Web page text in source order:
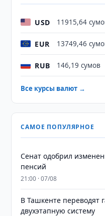
USD 11915,64
EUR 13749,46
RUB 146,19 сумов
Все курсы валют →
САМОЕ ПОПУЛЯРНОЕ
Сенат одобрил
пенсий
21:00 · 07/08
В Ташкенте переводят
двухэтапную систему